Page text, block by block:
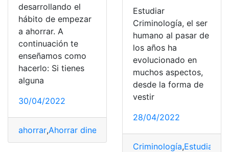
desarrollando el
hábito de empezar
a ahorrar. A
continuación te
enseñamos como
hacerlo: Si tienes
alguna
30/04/2022
ahorrar,Ahorrar dinero
Estudiar
Criminología, el ser
humano al pasar de
los años ha
evolucionado en
muchos aspectos,
desde la forma de
vestir
28/04/2022
Criminología,Estudiar